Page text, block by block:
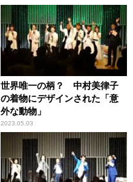
世界唯一の柄？ 中村美律子
の着物にデザインされた「意
外な動物」
2023.05.03